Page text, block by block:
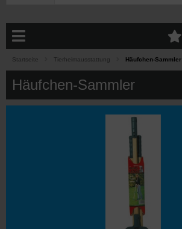
Startseite Tierheimausstattung Häufchen-Sammler
Häufchen-Sammler